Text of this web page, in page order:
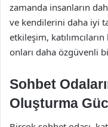
zamanda insanların
ve kendilerini daha iyi
etkileşim,
onları daha özgüvenli
Sohbet
Oluşturma